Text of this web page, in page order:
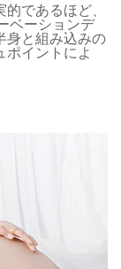
であるほど、
ベーションデ
身と組み込みの
ポイントによ